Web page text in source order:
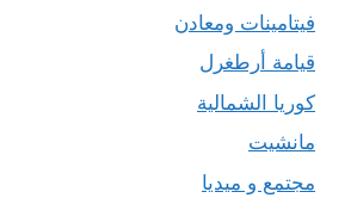
فيتامينات ومعادن
قيامة أرطغرل
كوريا الشمالية
مانشيت
مجتمع و ميديا